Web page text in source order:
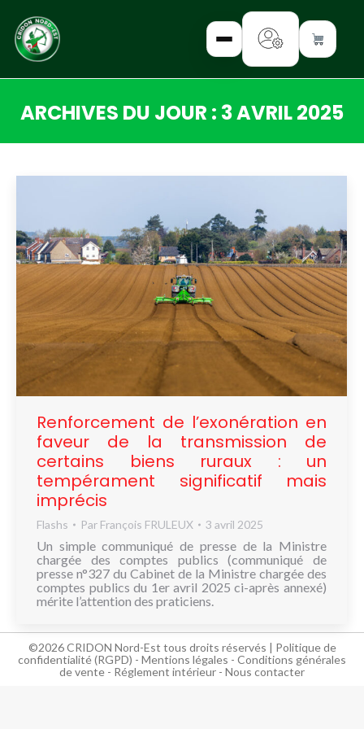
✕
VOUS
INFORMEZ-
VOUS
LISEZ-NOUS
CONNAÎTRE
CONTACT
ARCHIVES DU JOUR : 3 AVRIL 2025
Renforcement de l’exonération en
faveur de la transmission de
certains biens ruraux : un
tempérament significatif mais
imprécis
Flashs Par François FRULEUX 3 avril 2025
Un simple communiqué de presse de la Ministre
chargée des comptes publics (communiqué de
presse n°327 du Cabinet de la Ministre chargée des
comptes publics du 1er avril 2025 ci-après annexé)
mérite l’attention des praticiens.
©2026 CRIDON Nord-Est tous droits réservés | Politique de
confidentialité (RGPD) - Mentions légales - Conditions générales
de vente - Réglement intérieur - Nous contacter